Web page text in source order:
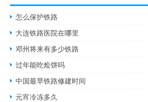
怎么保护铁路
大连铁路医院在哪里
邓州将来有多少铁路
过年能吃烩饼吗
中国最早铁路修建时间
元宵冷冻多久